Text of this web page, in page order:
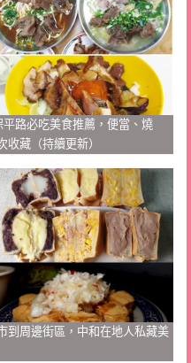
路必吃美食推薦，便當、燒
收藏（持續更新）
到周邊街區，中和在地人私藏美